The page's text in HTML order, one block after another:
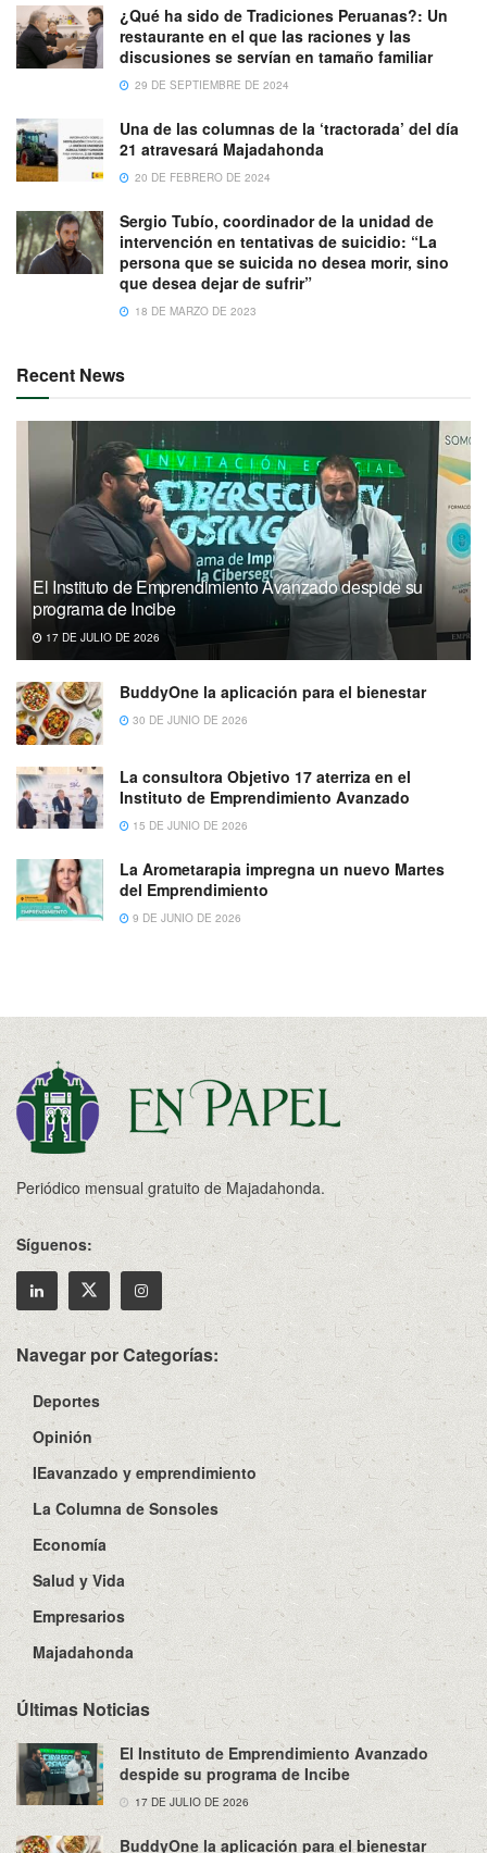
¿Qué ha sido de Tradiciones Peruanas?: Un
restaurante en el que las raciones y las
discusiones se servían en tamaño familiar
29 DE SEPTIEMBRE DE 2024
Una de las columnas de la ‘tractorada’ del día
21 atravesará Majadahonda
20 DE FEBRERO DE 2024
Sergio Tubío, coordinador de la unidad de
intervención en tentativas de suicidio: “La
persona que se suicida no desea morir, sino
que desea dejar de sufrir”
18 DE MARZO DE 2023
Recent News
El Instituto de Emprendimiento Avanzado despide su
programa de Incibe
17 DE JULIO DE 2026
BuddyOne la aplicación para el bienestar
30 DE JUNIO DE 2026
La consultora Objetivo 17 aterriza en el
Instituto de Emprendimiento Avanzado
15 DE JUNIO DE 2026
La Arometarapia impregna un nuevo Martes
del Emprendimiento
9 DE JUNIO DE 2026
Periódico mensual gratuito de Majadahonda.
Síguenos:
Navegar por Categorías:
Deportes
Opinión
IEavanzado y emprendimiento
La Columna de Sonsoles
Economía
Salud y Vida
Empresarios
Majadahonda
Últimas Noticias
El Instituto de Emprendimiento Avanzado
despide su programa de Incibe
17 DE JULIO DE 2026
BuddyOne la aplicación para el bienestar